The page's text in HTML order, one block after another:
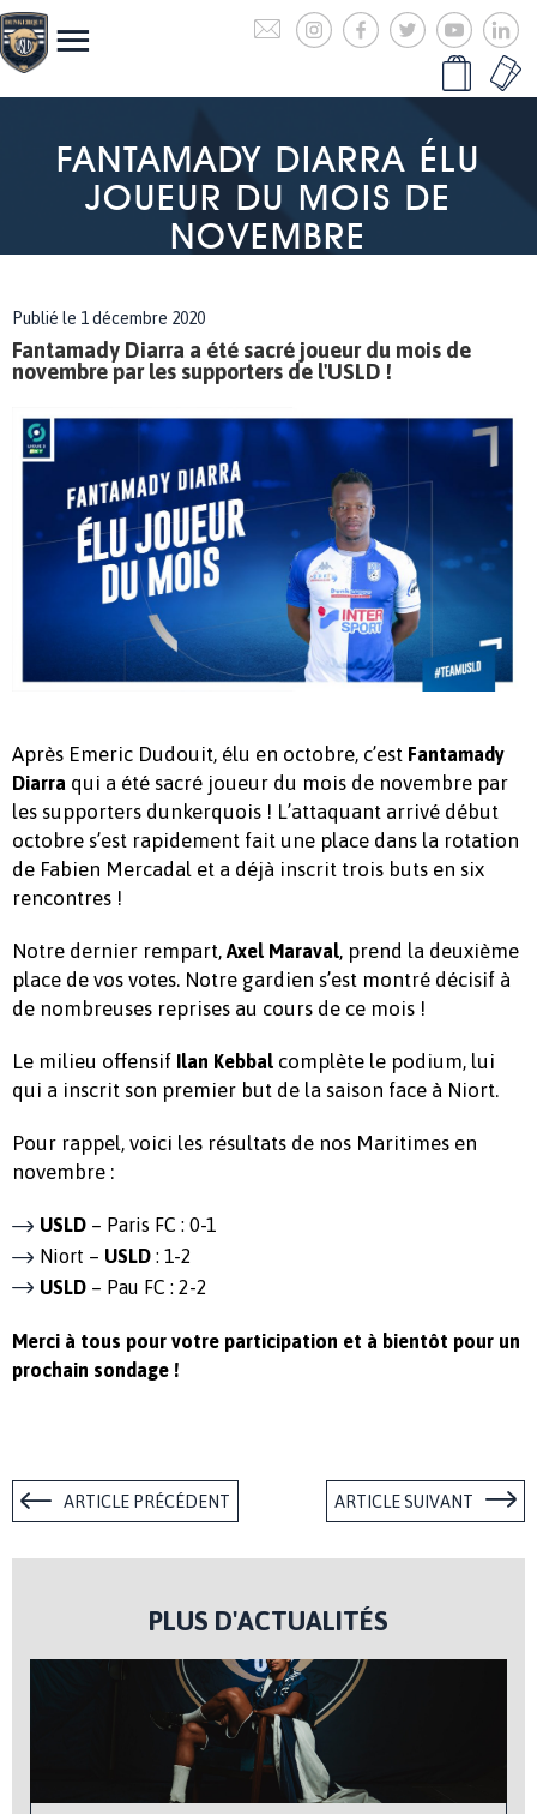
FANTAMADY DIARRA ÉLU
JOUEUR DU MOIS DE
NOVEMBRE
Publié le 1 décembre 2020
Fantamady Diarra a été sacré joueur du mois de
novembre par les supporters de l'USLD !
Après Emeric Dudouit, élu en octobre, c’est Fantamady
Diarra qui a été sacré joueur du mois de novembre par
les supporters dunkerquois ! L’attaquant arrivé début
octobre s’est rapidement fait une place dans la rotation
de Fabien Mercadal et a déjà inscrit trois buts en six
rencontres !
Notre dernier rempart, Axel Maraval, prend la deuxième
place de vos votes. Notre gardien s’est montré décisif à
de nombreuses reprises au cours de ce mois !
Le milieu offensif Ilan Kebbal complète le podium, lui
qui a inscrit son premier but de la saison face à Niort.
Pour rappel, voici les résultats de nos Maritimes en
novembre :
USLD – Paris FC : 0-1
Niort – USLD : 1-2
USLD – Pau FC : 2-2
Merci à tous pour votre participation et à bientôt pour un
prochain sondage !
ARTICLE PRÉCÉDENT ARTICLE SUIVANT
PLUS D'ACTUALITÉS